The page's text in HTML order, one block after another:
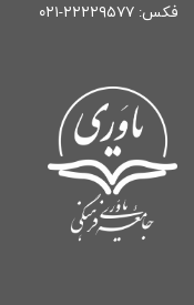
فکس: ۲۲۲۲۹۵۷۷-۰۲۱